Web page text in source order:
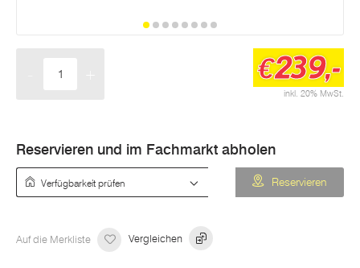
inkl. 20% MwSt.
€239,-
Reservieren und im Fachmarkt abholen
Reservieren
Auf die Merkliste Vergleichen